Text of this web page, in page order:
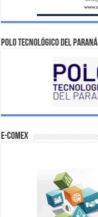
Polo Tecnológico del Paraná
e-comex